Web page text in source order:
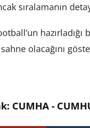
sıralamanın
olacağını
CUMHA -